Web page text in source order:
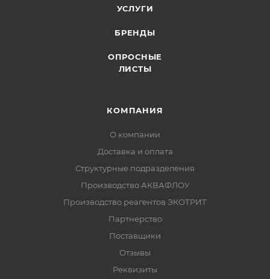
УСЛУГИ
БРЕНДЫ
ОПРОСНЫЕ
ЛИСТЫ
КОМПАНИЯ
О компании
Доставка и оплата
Структурные подразделения
Производство АКВАФЛОУ
Производство реагентов ЭКОТРИТ
Партнерство
Поставщики
Отзывы
Реквизиты